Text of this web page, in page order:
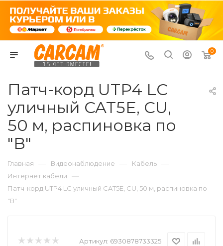
0
Патч-корд UTP4 LC
уличный CAT5E, CU,
50 м, распиновка по
"В"
Главная — Видеонаблюдение — Кабель —
Интернет кабели —
Патч-корд UTP4 LC уличный CAT5E, CU, 50 м, распиновка по
"В"
Артикул: 6930878733325